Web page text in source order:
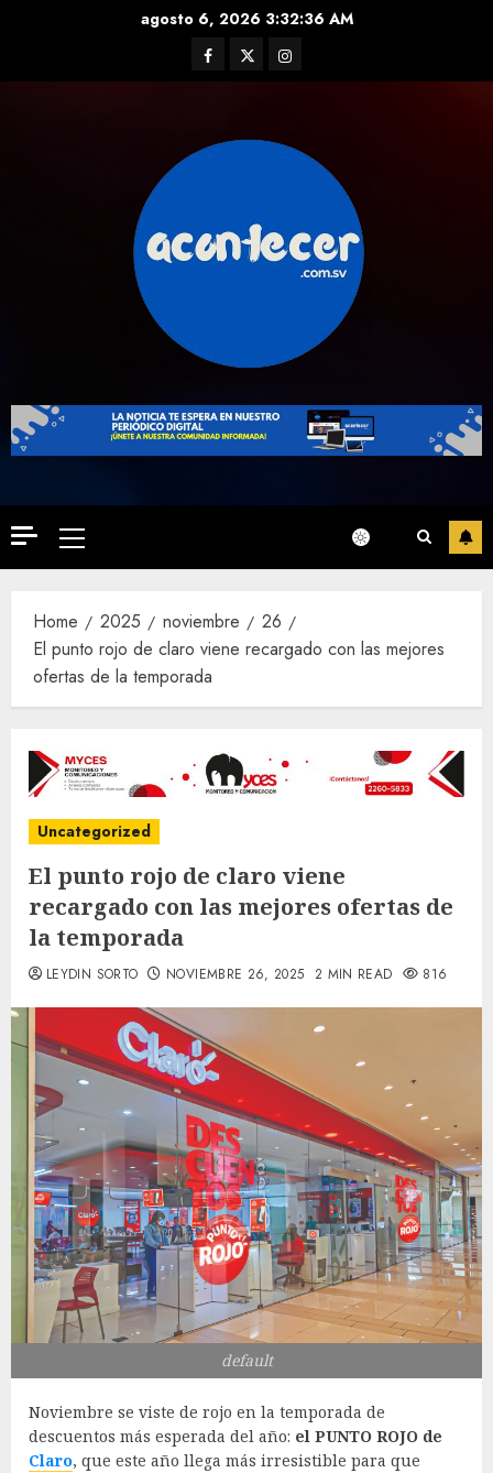
agosto 6, 2026 3:32:37 AM
Facebook
TwitterInstagram
Primary
Menu
Home 2025 noviembre
26
El punto rojo de claro viene recargado con las mejores
ofertas de la temporada
Uncategorized
El punto rojo de claro viene
recargado con las mejores ofertas de
la temporada
LEYDIN SORTO NOVIEMBRE 26, 2025 2 MIN READ 816
default
Noviembre se viste de rojo en la temporada de
descuentos más esperada del año: el PUNTO ROJO de
Claro, que este año llega más irresistible para que